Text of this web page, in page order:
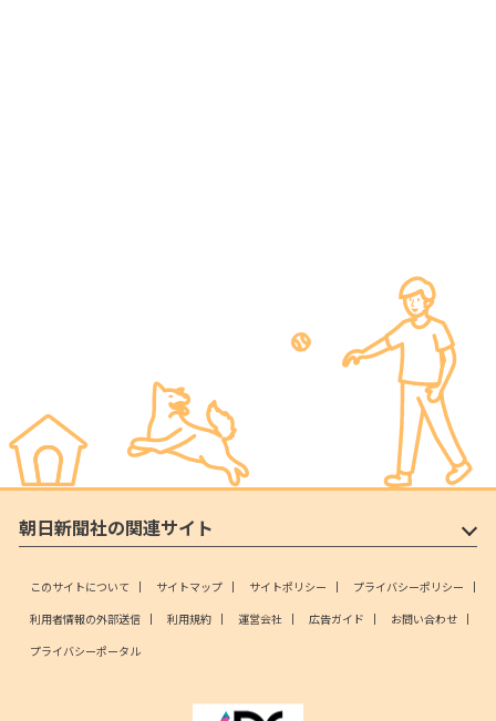
朝日新聞社の関連サイト
このサイトについて サイトマップ サイトポリシー
プライバシーポリシー
利用者情報の外部送信
利用規約 運営会社 広告ガイド
お問い合わせ
プライバシーポータル